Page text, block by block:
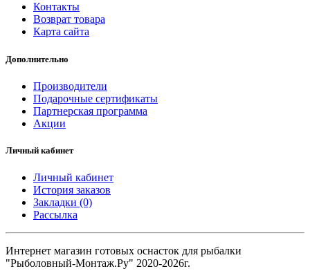
Контакты
Возврат товара
Карта сайта
Дополнительно
Производители
Подарочные сертификаты
Партнерская программа
Акции
Личный кабинет
Личный кабинет
История заказов
Закладки (0)
Рассылка
Интернет магазин готовых оснасток для рыбалки
"Рыболовный-Монтаж.Ру" 2020-2026г.